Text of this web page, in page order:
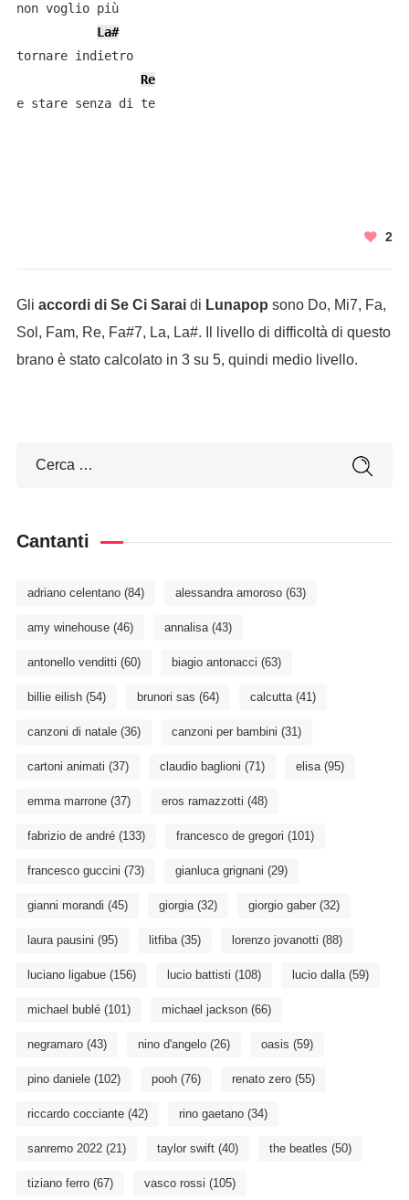
non voglio più
La#
tornare indietro
Re
e stare senza di te
2
Gli accordi di Se Ci Saraidi Lunapop sono Do, Mi7, Fa,
Sol, Fam, Re, Fa#7, La, La#. Il livello di difficoltà di questo
brano è stato calcolato in 3 su 5, quindi medio livello.
Cantanti
adriano celentano(84) alessandra amoroso(63)
amy winehouse(46) annalisa(43)
antonello venditti (60) biagio antonacci (63)
billie eilish(54) brunori sas (64) calcutta(41)
canzoni di natale(36) canzoni per bambini (31)
cartoni animati (37) claudio baglioni (71) elisa(95)
emma marrone(37) eros ramazzotti (48)
fabrizio de andré(133) francesco de gregori (101)
francesco guccini (73) gianluca grignani (29)
gianni morandi (45) giorgia(32) giorgio gaber(32)
laura pausini (95) litfiba(35) lorenzo jovanotti (88)
luciano ligabue(156) lucio battisti (108) lucio dalla(59)
michael bublé(101) michael jackson(66)
negramaro(43) nino d'angelo(26) oasis (59)
pino daniele(102) pooh(76) renato zero(55)
riccardo cocciante(42) rino gaetano(34)
sanremo 2022(21) taylor swift(40) the beatles (50)
tiziano ferro(67) vasco rossi (105)